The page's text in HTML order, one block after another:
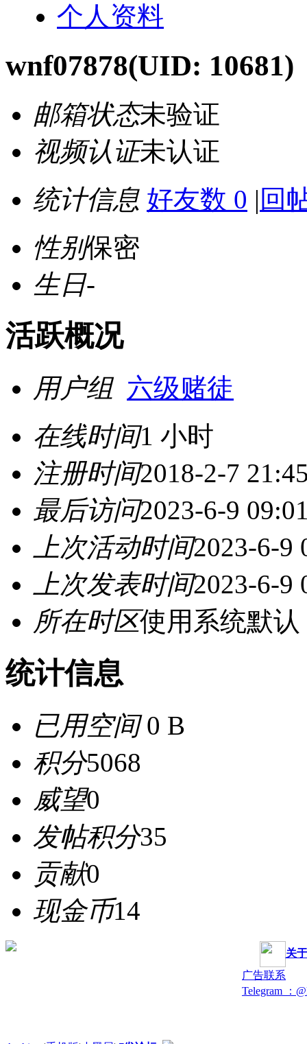
个人资料
wnf07878(UID: 10681)
邮箱状态未验证
视频认证未认证
统计信息 好友数 0 | 回
性别保密
生日-
活跃概况
用户组 六级赌徒
在线时间1 小时
注册时间2018-2-7
最后访问2023-6-9
上次活动时间2023-6-9
上次发表时间2023-6-9
所在时区使用系统默认
统计信息
已用空间0 B
积分5068
威望0
发帖积分35
贡献0
现金币14
关
广告联系
Telegram ：